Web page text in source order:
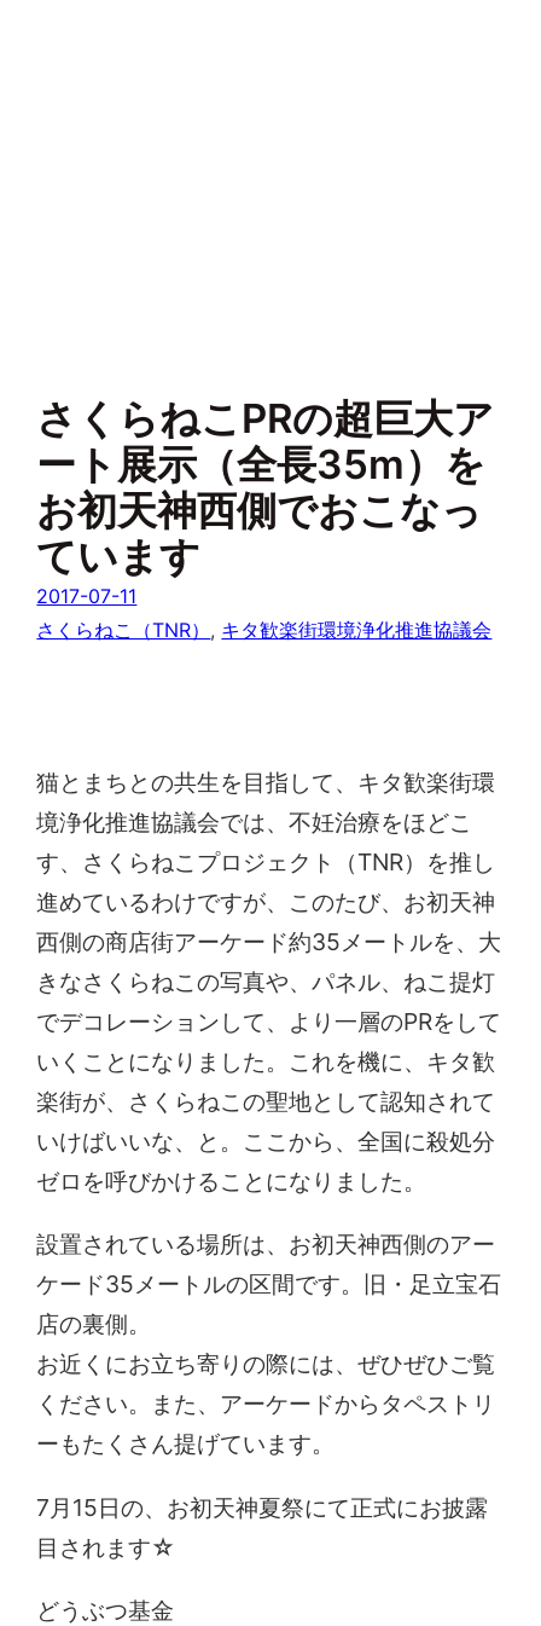
さくらねこPRの超巨大ア
ート展示（全長35m）を
お初天神西側でおこなっ
ています
2017-07-11
さくらねこ（TNR） , キタ歓楽街環境浄化推進協議会
猫とまちとの共生を目指して、キタ歓楽街環
境浄化推進協議会では、不妊治療をほどこ
す、さくらねこプロジェクト（TNR）を推し
進めているわけですが、このたび、お初天神
西側の商店街アーケード約35メートルを、大
きなさくらねこの写真や、パネル、ねこ提灯
でデコレーションして、より一層のPRをして
いくことになりました。これを機に、キタ歓
楽街が、さくらねこの聖地として認知されて
いけばいいな、と。ここから、全国に殺処分
ゼロを呼びかけることになりました。
設置されている場所は、お初天神西側のアー
ケード35メートルの区間です。旧・足立宝石
店の裏側。
お近くにお立ち寄りの際には、ぜひぜひご覧
ください。また、アーケードからタペストリ
ーもたくさん提げています。
7月15日の、お初天神夏祭にて正式にお披露
目されます☆
どうぶつ基金